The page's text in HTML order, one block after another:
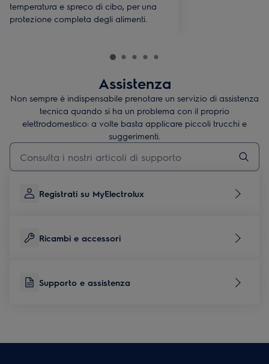
temperatura e spreco di cibo, per una
protezione completa degli alimenti.
Assistenza
Non sempre è indispensabile prenotare un servizio di assistenza
tecnica quando si ha un problema con il proprio
elettrodomestico: a volte basta applicare piccoli trucchi e
suggerimenti.
Digita per cercare articoli di supporto
Registrati su MyElectrolux
Ricambi e accessori
Supporto e assistenza